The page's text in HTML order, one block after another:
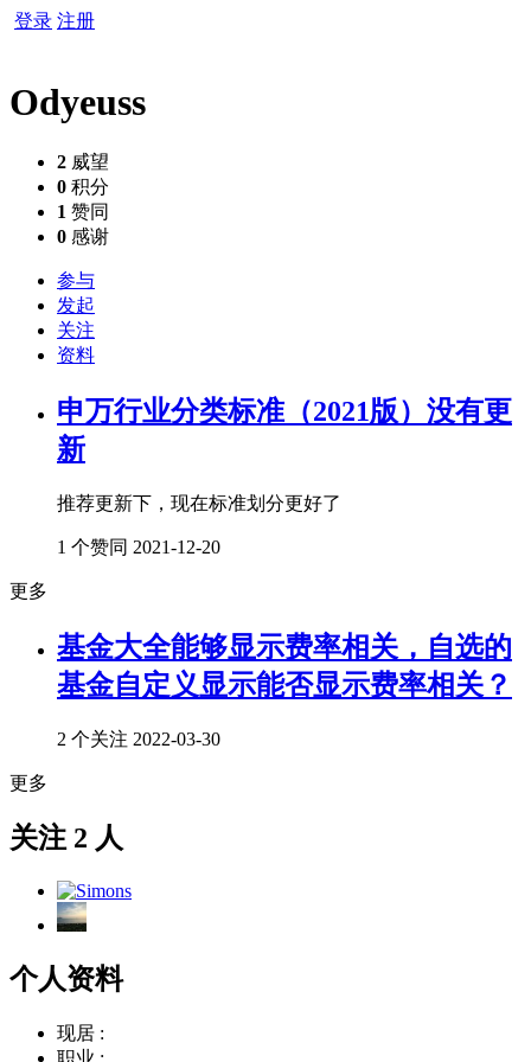
登录 注册
Odyeuss
2 威望
0 积分
1 赞同
0 感谢
参与
发起
关注
资料
申万行业分类标准（2021版）没有更
新
推荐更新下，现在标准划分更好了
1 个赞同 2021-12-20
更多
基金大全能够显示费率相关，自选的
基金自定义显示能否显示费率相关？
2 个关注 2022-03-30
更多
关注 2 人
个人资料
现居 :